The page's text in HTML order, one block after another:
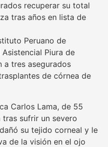
recuperar su total
tras años en lista de
Peruano de
Piura de
a tres asegurados
de córnea de
Carlos Lama, de 55
sufrir un severo
su tejido corneal y le
de la visión en el ojo